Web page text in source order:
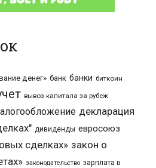
денег» банк банки биткоин
вывоз капитала за рубеж
декларация
дивиденды евросоюз
сделках» закон о
законодательство зарплата в